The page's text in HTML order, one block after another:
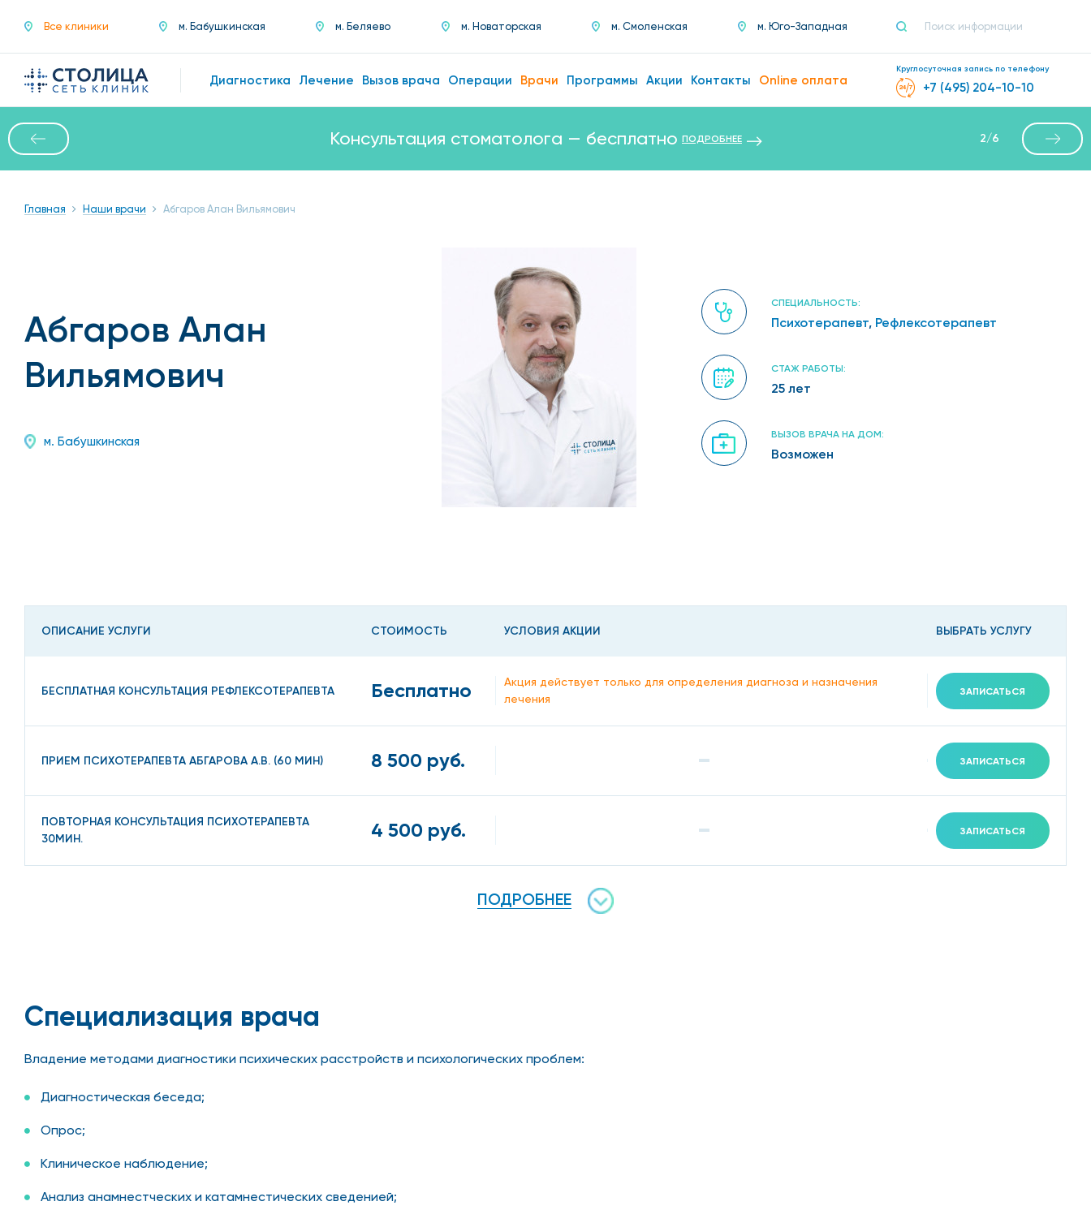
Все клиники м. Бабушкинская м. Беляево м. Новаторская м. Смоленская м. Юго-Западная
Диагностика Лечение Вызов врача Операции Врачи Программы Акции Контакты Online оплата
Круглосуточная запись по телефону
+7 (495) 204-10-10
Консультация стоматолога — бесплатно ПОДРОБНЕЕ 2/6
Главная Наши врачи Абгаров Алан Вильямович
Абгаров Алан
Вильямович
м. Бабушкинская
СПЕЦИАЛЬНОСТЬ:
Психотерапевт, Рефлексотерапевт
СТАЖ РАБОТЫ:
25 лет
ВЫЗОВ ВРАЧА НА ДОМ:
Возможен
ОПИСАНИЕ УСЛУГИ СТОИМОСТЬ УСЛОВИЯ АКЦИИ ВЫБРАТЬ УСЛУГУ
БЕСПЛАТНАЯ КОНСУЛЬТАЦИЯ РЕФЛЕКСОТЕРАПЕВТА Бесплатно
Акция действует только для определения диагноза и назначения
лечения
ЗАПИСАТЬСЯ
ПРИЕМ ПСИХОТЕРАПЕВТА АБГАРОВА А.В. (60 МИН) 8 500 руб. ЗАПИСАТЬСЯ
ПОВТОРНАЯ КОНСУЛЬТАЦИЯ ПСИХОТЕРАПЕВТА
30МИН.
4 500 руб. ЗАПИСАТЬСЯ
ПОДРОБНЕЕ
Специализация врача
Владение методами диагностики психических расстройств и психологических проблем:
Диагностическая беседа;
Опрос;
Клиническое наблюдение;
Анализ анамнестческих и катамнестических сведенией;